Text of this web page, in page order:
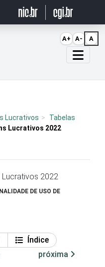
Lucrativos
Tabelas
Lucrativos 2022
Lucrativos 2022
DE USO DE
Índice
próxima
A+ A- A